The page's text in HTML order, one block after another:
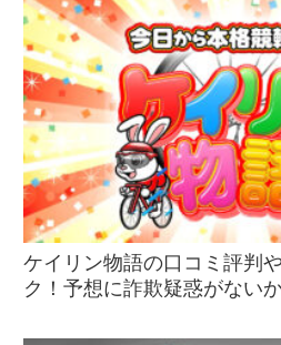
ケイリン物語の口コミ評判
ク！予想に詐欺疑惑がない